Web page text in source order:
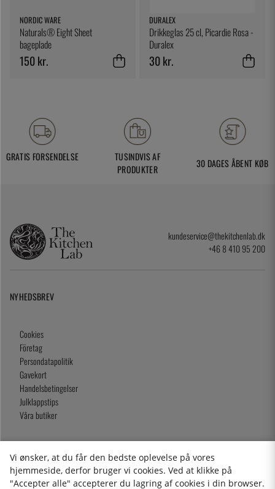
NORDIC WARE
Naturals® Eight Sheet
bageplade
150 kr.
DURALEX
Drikkeglas 25 cl, Picardie Rosa -
Duralex
30 kr.
GRATIS FORSENDELSE
TUSINDVIS AF
PRODUKTER
30 DAGES ÅBENT KØB
kundeservice@thekitchenlab.dk
+46 8 410 95 200
NYHEDSBREV
Cookies
Företag
Persondatapolitik
Gavekort
Handelsbetingelser
Julklappstips
Våra butiker
2026 KitchenLab AB
Vi ønsker, at du får den bedste oplevelse på vores
hjemmeside, derfor bruger vi cookies. Ved at klikke på
"Accepter alle" accepterer du lagring af cookies i din browser.